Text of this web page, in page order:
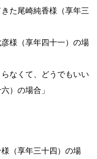
た尾崎純香様（享年三
様（享年四十一）の場
なくて、どうでもいい
）の場合」
（享年三十四）の場